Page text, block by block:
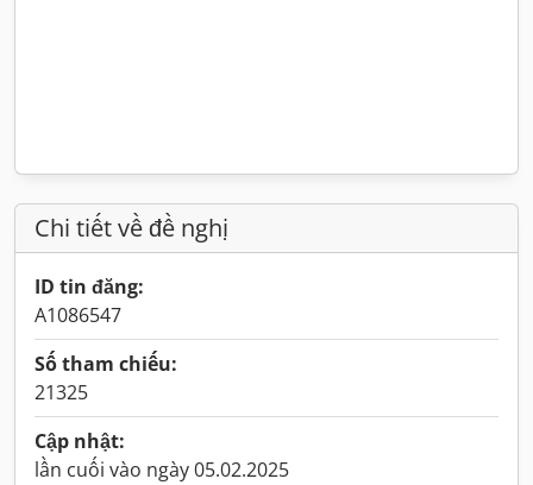
Chi tiết về đề nghị
ID tin đăng:
A1086547
Số tham chiếu:
21325
Cập nhật:
lần cuối vào ngày 05.02.2025